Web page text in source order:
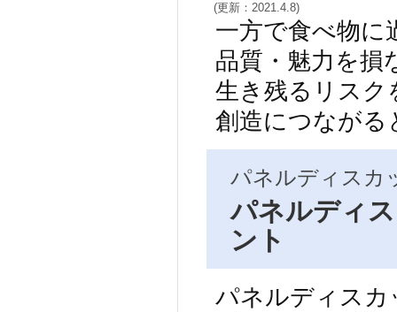
(更新：2021.4.8)
一方で食べ物に
品質・魅力を損
生き残るリスク
創造につながる
パネルディスカ
パネルディ
ント
パネルディスカ